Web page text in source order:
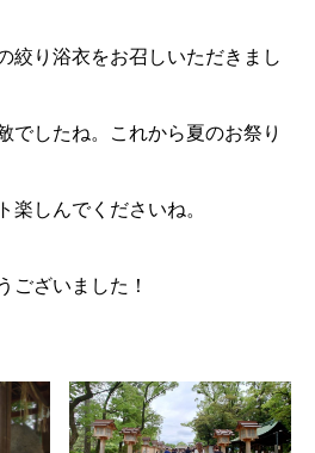
絞り浴衣をお召しいただきまし
でしたね。これから夏のお祭り
楽しんでくださいね。
ございました！